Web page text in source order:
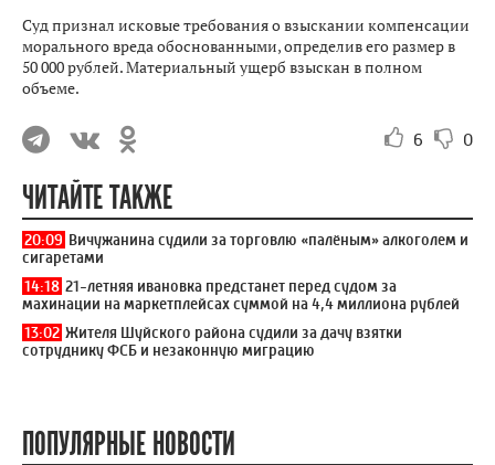
Суд признал исковые требования о взыскании компенсации
морального вреда обоснованными, определив его размер в
50 000 рублей. Материальный ущерб взыскан в полном
объеме.
6 0
ЧИТАЙТЕ ТАКЖЕ
20:09 Вичужанина судили за торговлю «палёным» алкоголем и
сигаретами
14:18 21-летняя ивановка предстанет перед судом за
махинации на маркетплейсах суммой на 4,4 миллиона рублей
13:02 Жителя Шуйского района судили за дачу взятки
сотруднику ФСБ и незаконную миграцию
ПОПУЛЯРНЫЕ НОВОСТИ